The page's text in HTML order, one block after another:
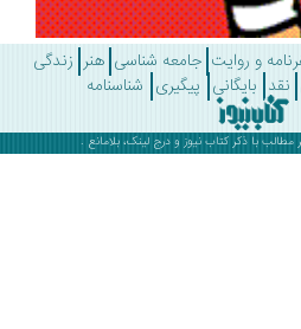
روایت جامعه شناسی هنر زندگی
بایگانی پیگیری شناسنامه
ذکرکتاب نیوز و درج لینک، بلامانع .